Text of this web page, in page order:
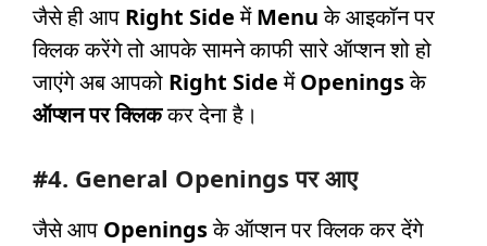
जैसे ही आप Right SideमेंMenuके आइकॉन पर
क्लिक करेंगे तो आपके सामने काफी सारे ऑप्शन शो हो
जाएंगे अब आपको Right SideमेंOpeningsके
ऑप्शन पर क्लिककर देना है।
#4. General Openings पर आए
जैसे आप Openingsके ऑप्शन पर क्लिक कर देंगे